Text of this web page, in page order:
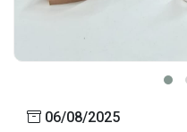
06/08/2025